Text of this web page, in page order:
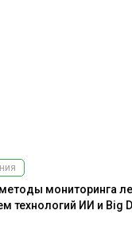
мониторинга
технологий ИИ и Big